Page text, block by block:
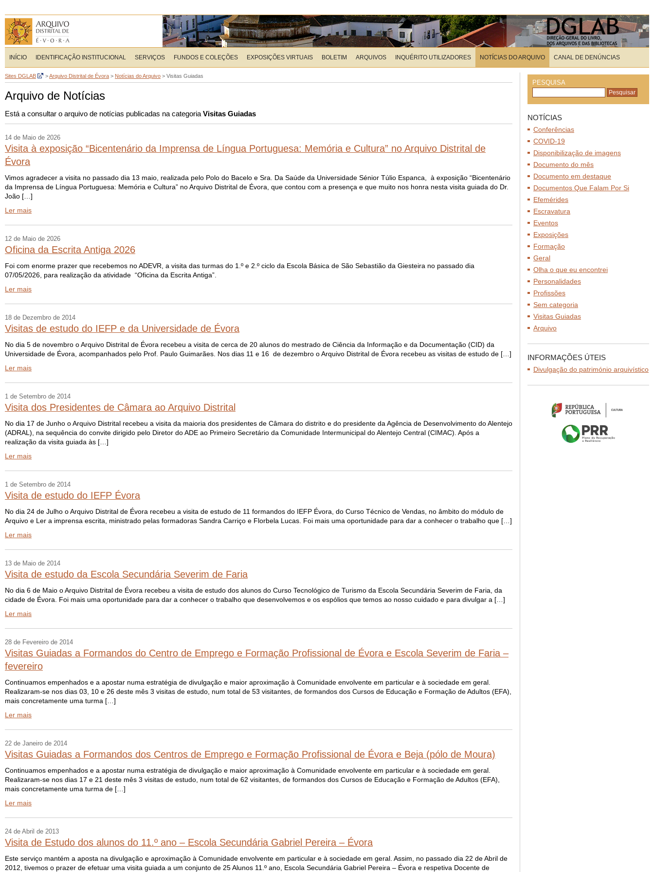
INÍCIO IDENTIFICAÇÃO INSTITUCIONAL SERVIÇOS FUNDOS E COLEÇÕES EXPOSIÇÕES VIRTUAIS BOLETIM ARQUIVOS INQUÉRITO UTILIZADORES NOTÍCIAS DO ARQUIVO CANAL DE DENÚNCIAS
Sites DGLAB >Arquivo Distrital de Évora > Notícias do Arquivo > Visitas Guiadas
Arquivo de Notícias
Está a consultar o arquivo de notícias publicadas na categoria Visitas Guiadas
14 de Maio de 2026
Visita à exposição “Bicentenário da Imprensa de Língua Portuguesa: Memória e Cultura” no Arquivo Distrital de
Évora
Vimos agradecer a visita no passado dia 13 maio, realizada pelo Polo do Bacelo e Sra. Da Saúde da Universidade Sénior Túlio Espanca, à exposição “Bicentenário
da Imprensa de Língua Portuguesa: Memória e Cultura” no Arquivo Distrital de Évora, que contou com a presença e que muito nos honra nesta visita guiada do Dr.
João […]
Ler mais
12 de Maio de 2026
Oficina da Escrita Antiga 2026
Foi com enorme prazer que recebemos no ADEVR, a visita das turmas do 1.º e 2.º ciclo da Escola Básica de São Sebastião da Giesteira no passado dia
07/05/2026, para realização da atividade “Oficina da Escrita Antiga”.
Ler mais
18 de Dezembro de 2014
Visitas de estudo do IEFP e da Universidade de Évora
No dia 5 de novembro o Arquivo Distrital de Évora recebeu a visita de cerca de 20 alunos do mestrado de Ciência da Informação e da Documentação (CID) da
Universidade de Évora, acompanhados pelo Prof. Paulo Guimarães. Nos dias 11 e 16 de dezembro o Arquivo Distrital de Évora recebeu as visitas de estudo de […]
Ler mais
1 de Setembro de 2014
Visita dos Presidentes de Câmara ao Arquivo Distrital
No dia 17 de Junho o Arquivo Distrital recebeu a visita da maioria dos presidentes de Câmara do distrito e do presidente da Agência de Desenvolvimento do Alentejo
(ADRAL), na sequência do convite dirigido pelo Diretor do ADE ao Primeiro Secretário da Comunidade Intermunicipal do Alentejo Central (CIMAC). Após a
realização da visita guiada às […]
Ler mais
1 de Setembro de 2014
Visita de estudo do IEFP Évora
No dia 24 de Julho o Arquivo Distrital de Évora recebeu a visita de estudo de 11 formandos do IEFP Évora, do Curso Técnico de Vendas, no âmbito do módulo de
Arquivo e Ler a imprensa escrita, ministrado pelas formadoras Sandra Carriço e Florbela Lucas. Foi mais uma oportunidade para dar a conhecer o trabalho que […]
Ler mais
13 de Maio de 2014
Visita de estudo da Escola Secundária Severim de Faria
No dia 6 de Maio o Arquivo Distrital de Évora recebeu a visita de estudo dos alunos do Curso Tecnológico de Turismo da Escola Secundária Severim de Faria, da
cidade de Évora. Foi mais uma oportunidade para dar a conhecer o trabalho que desenvolvemos e os espólios que temos ao nosso cuidado e para divulgar a […]
Ler mais
28 de Fevereiro de 2014
Visitas Guiadas a Formandos do Centro de Emprego e Formação Profissional de Évora e Escola Severim de Faria –
fevereiro
Continuamos empenhados e a apostar numa estratégia de divulgação e maior aproximação à Comunidade envolvente em particular e à sociedade em geral.
Realizaram-se nos dias 03, 10 e 26 deste mês 3 visitas de estudo, num total de 53 visitantes, de formandos dos Cursos de Educação e Formação de Adultos (EFA),
mais concretamente uma turma […]
Ler mais
22 de Janeiro de 2014
Visitas Guiadas a Formandos dos Centros de Emprego e Formação Profissional de Évora e Beja (pólo de Moura)
Continuamos empenhados e a apostar numa estratégia de divulgação e maior aproximação à Comunidade envolvente em particular e à sociedade em geral.
Realizaram-se nos dias 17 e 21 deste mês 3 visitas de estudo, num total de 62 visitantes, de formandos dos Cursos de Educação e Formação de Adultos (EFA),
mais concretamente uma turma de […]
Ler mais
24 de Abril de 2013
Visita de Estudo dos alunos do 11.º ano – Escola Secundária Gabriel Pereira – Évora
Este serviço mantém a aposta na divulgação e aproximação à Comunidade envolvente em particular e à sociedade em geral. Assim, no passado dia 22 de Abril de
2012, tivemos o prazer de efetuar uma visita guiada a um conjunto de 25 Alunos 11.º ano, Escola Secundária Gabriel Pereira – Évora e respetiva Docente de
PESQUISA
NOTÍCIAS
Conferências
COVID-19
Disponibilização de imagens
Documento do mês
Documento em destaque
Documentos Que Falam Por Si
Efemérides
Escravatura
Eventos
Exposições
Formação
Geral
Olha o que eu encontrei
Personalidades
Profissões
Sem categoria
Visitas Guiadas
Arquivo
INFORMAÇÕES ÚTEIS
Divulgação do património arquivístico